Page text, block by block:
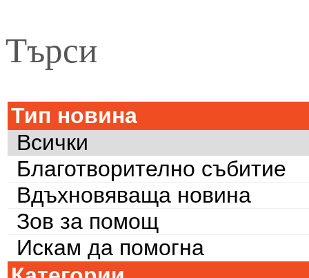
Търси
Тип новина
Всички
Благотворително събитие
Вдъхновяваща новина
Зов за помощ
Искам да помогна